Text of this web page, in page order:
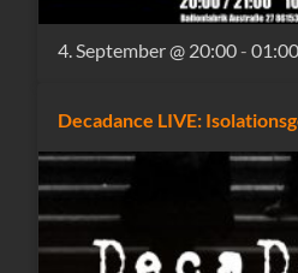
4. September @ 20:00-01:00
Decadance LIVE: